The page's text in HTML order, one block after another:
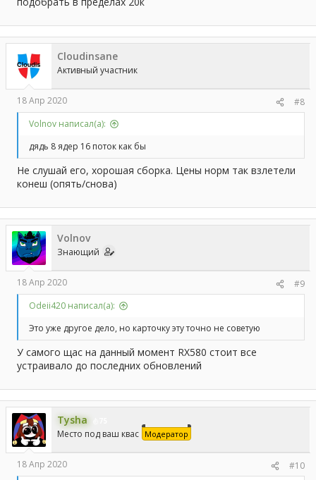
Cloudinsane
Активный участник
18 Апр 2020
#8
Volnov написал(а):
дядь 8 ядер 16 поток как бы
Не слушай его, хорошая сборка. Цены норм так взлетели
конеш (опять/снова)
Volnov
Знающий
18 Апр 2020
#9
Odeii420 написал(а):
Это уже другое дело, но карточку эту точно не советую
У самого щас на данный момент RX580 стоит все
устраивало до последних обновлений
Tysha
Место под ваш квас Модератор
18 Апр 2020
#10